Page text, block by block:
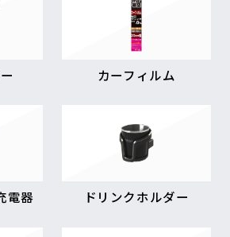
カーフィルム
電器 ドリンクホルダー